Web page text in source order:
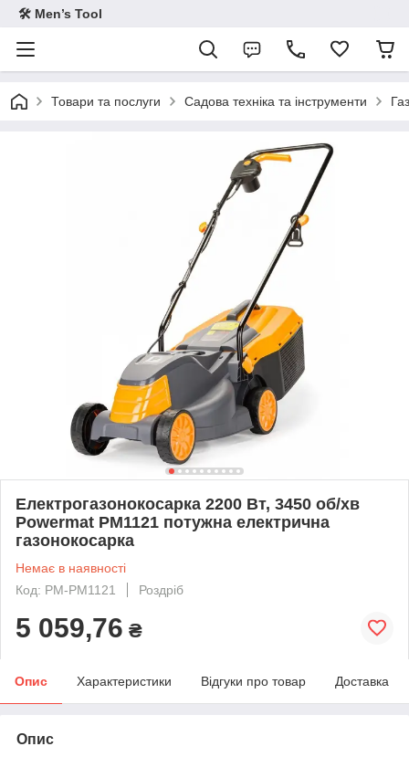
🛠 Men’s Tool
Товари та послуги Садова техніка та інструменти
Електрогазонокосарка 2200 Вт, 3450 об/хв
Powermat PM1121 потужна електрична
газонокосарка
Немає в наявності
Код: PM-PM1121
Роздріб
5 059,76 ₴
Опис Характеристики Відгуки про товар Доставка
Опис